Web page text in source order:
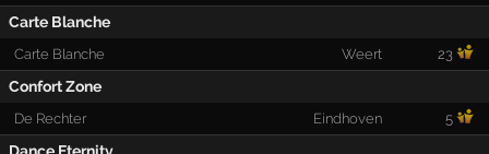
Carte Blanche
Carte Blanche Weert 23
Confort Zone
De Rechter Eindhoven 5